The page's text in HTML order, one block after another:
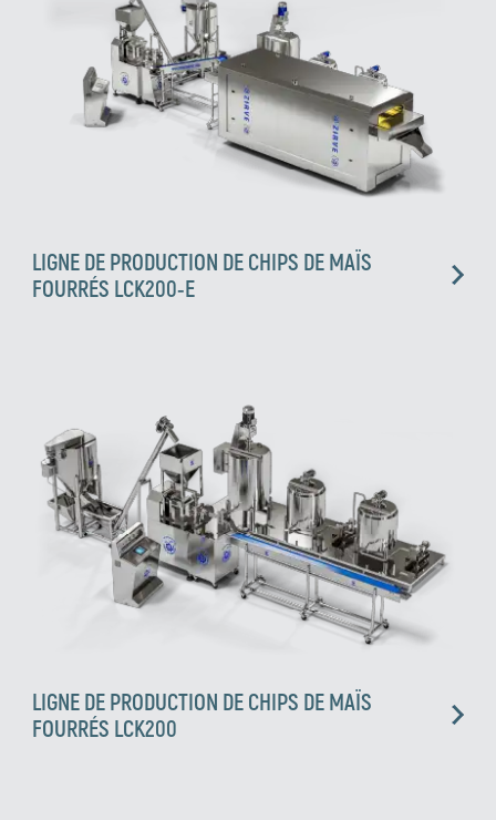
LIGNE DE PRODUCTION DE CHIPS DE MAÏS
FOURRÉS LCK200-E
LIGNE DE PRODUCTION DE CHIPS DE MAÏS
FOURRÉS LCK200